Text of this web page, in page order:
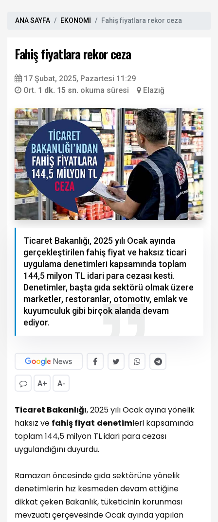
ANA SAYFA EKONOMİ Fahiş fiyatlara rekor ceza
Fahiş fiyatlara rekor ceza
17 Şubat, 2025, Pazartesi 11:29
Ort. 1 dk. 15 sn. okuma süresi Elazığ
Ticaret Bakanlığı, 2025 yılı Ocak ayında
gerçekleştirilen fahiş fiyat ve haksız ticari
uygulama denetimleri kapsamında toplam
144,5 milyon TL idari para cezası kesti.
Denetimler, başta gıda sektörü olmak üzere
marketler, restoranlar, otomotiv, emlak ve
kuyumculuk gibi birçok alanda devam
ediyor.
A+ A-
Ticaret Bakanlığı, 2025 yılı Ocak ayına yönelik
haksız ve fahiş fiyat denetimleri kapsamında
toplam 144,5 milyon TL idari para cezası
uygulandığını duyurdu.
Ramazan öncesinde gıda sektörüne yönelik
denetimlerin hız kesmeden devam ettiğine
dikkat çeken Bakanlık, tüketicinin korunması
mevzuatı çerçevesinde Ocak ayında yapılan